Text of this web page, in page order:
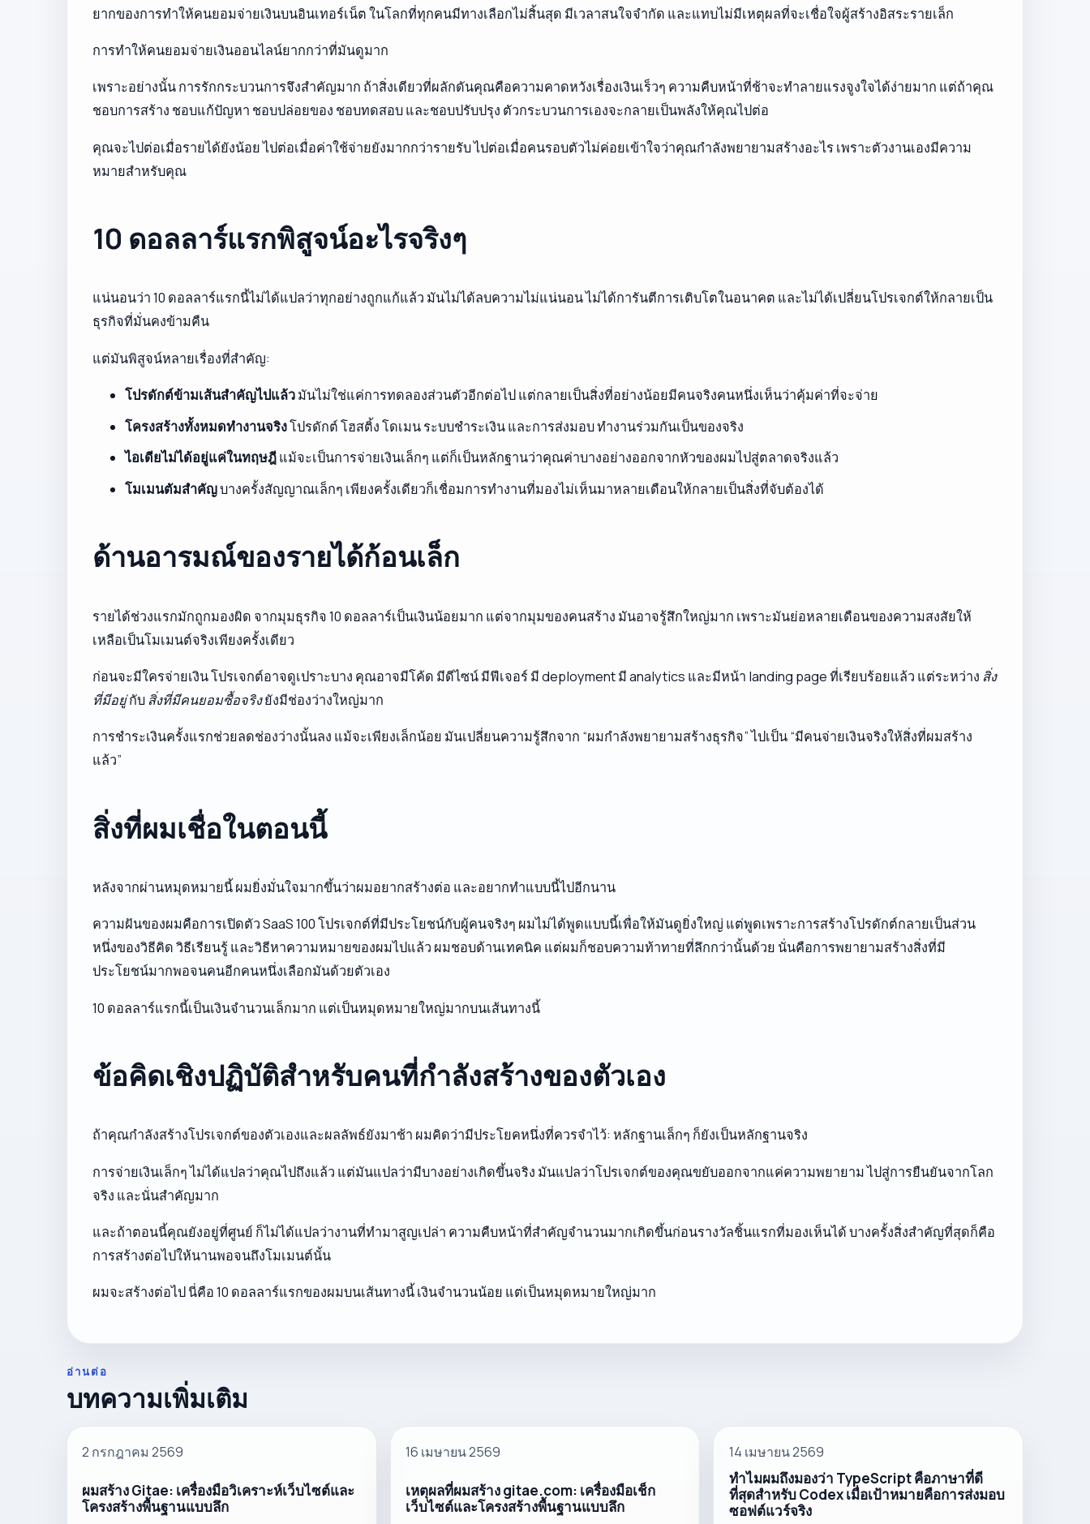
ยากของการทำให้คนยอมจ่ายเงินบนอินเทอร์เน็ต ในโลกที่ทุกคนมีทางเลือกไม่สิ้นสุด มีเวลาสนใจจำกัด และแทบไม่มีเหตุผลที่จะเชื่อใจผู้สร้างอิสระรายเล็ก
การทำให้คนยอมจ่ายเงินออนไลน์ยากกว่าที่มันดูมาก
เพราะอย่างนั้น การรักกระบวนการจึงสำคัญมาก ถ้าสิ่งเดียวที่ผลักดันคุณคือความคาดหวังเรื่องเงินเร็วๆ ความคืบหน้าที่ช้าจะทำลายแรงจูงใจได้ง่ายมาก แต่ถ้าคุณ
ชอบการสร้าง ชอบแก้ปัญหา ชอบปล่อยของ ชอบทดสอบ และชอบปรับปรุง ตัวกระบวนการเองจะกลายเป็นพลังให้คุณไปต่อ
คุณจะไปต่อเมื่อรายได้ยังน้อย ไปต่อเมื่อค่าใช้จ่ายยังมากกว่ารายรับ ไปต่อเมื่อคนรอบตัวไม่ค่อยเข้าใจว่าคุณกำลังพยายามสร้างอะไร เพราะตัวงานเองมีความ
หมายสำหรับคุณ
10 ดอลลาร์แรกพิสูจน์อะไรจริงๆ
แน่นอนว่า 10 ดอลลาร์แรกนี้ไม่ได้แปลว่าทุกอย่างถูกแก้แล้ว มันไม่ได้ลบความไม่แน่นอน ไม่ได้การันตีการเติบโตในอนาคต และไม่ได้เปลี่ยนโปรเจกต์ให้กลายเป็น
ธุรกิจที่มั่นคงข้ามคืน
แต่มันพิสูจน์หลายเรื่องที่สำคัญ:
โปรดักต์ข้ามเส้นสำคัญไปแล้วมันไม่ใช่แค่การทดลองส่วนตัวอีกต่อไป แต่กลายเป็นสิ่งที่อย่างน้อยมีคนจริงคนหนึ่งเห็นว่าคุ้มค่าที่จะจ่าย
โครงสร้างทั้งหมดทำงานจริงโปรดักต์ โฮสติ้ง โดเมน ระบบชำระเงิน และการส่งมอบ ทำงานร่วมกันเป็นของจริง
ไอเดียไม่ได้อยู่แค่ในทฤษฎีแม้จะเป็นการจ่ายเงินเล็กๆ แต่ก็เป็นหลักฐานว่าคุณค่าบางอย่างออกจากหัวของผมไปสู่ตลาดจริงแล้ว
โมเมนตัมสำคัญบางครั้งสัญญาณเล็กๆ เพียงครั้งเดียวก็เชื่อมการทำงานที่มองไม่เห็นมาหลายเดือนให้กลายเป็นสิ่งที่จับต้องได้
ด้านอารมณ์ของรายได้ก้อนเล็ก
รายได้ช่วงแรกมักถูกมองผิด จากมุมธุรกิจ 10 ดอลลาร์เป็นเงินน้อยมาก แต่จากมุมของคนสร้าง มันอาจรู้สึกใหญ่มาก เพราะมันย่อหลายเดือนของความสงสัยให้
เหลือเป็นโมเมนต์จริงเพียงครั้งเดียว
ก่อนจะมีใครจ่ายเงิน โปรเจกต์อาจดูเปราะบาง คุณอาจมีโค้ด มีดีไซน์ มีฟีเจอร์ มี deployment มี analytics และมีหน้า landing page ที่เรียบร้อยแล้ว แต่ระหว่าง สิ่ง
ที่มีอยู่กับ สิ่งที่มีคนยอมซื้อจริงยังมีช่องว่างใหญ่มาก
การชำระเงินครั้งแรกช่วยลดช่องว่างนั้นลง แม้จะเพียงเล็กน้อย มันเปลี่ยนความรู้สึกจาก “ผมกำลังพยายามสร้างธุรกิจ” ไปเป็น “มีคนจ่ายเงินจริงให้สิ่งที่ผมสร้าง
แล้ว”
สิ่งที่ผมเชื่อในตอนนี้
หลังจากผ่านหมุดหมายนี้ ผมยิ่งมั่นใจมากขึ้นว่าผมอยากสร้างต่อ และอยากทำแบบนี้ไปอีกนาน
ความฝันของผมคือการเปิดตัว SaaS 100 โปรเจกต์ที่มีประโยชน์กับผู้คนจริงๆ ผมไม่ได้พูดแบบนี้เพื่อให้มันดูยิ่งใหญ่ แต่พูดเพราะการสร้างโปรดักต์กลายเป็นส่วน
หนึ่งของวิธีคิด วิธีเรียนรู้ และวิธีหาความหมายของผมไปแล้ว ผมชอบด้านเทคนิค แต่ผมก็ชอบความท้าทายที่ลึกกว่านั้นด้วย นั่นคือการพยายามสร้างสิ่งที่มี
ประโยชน์มากพอจนคนอีกคนหนึ่งเลือกมันด้วยตัวเอง
10 ดอลลาร์แรกนี้เป็นเงินจำนวนเล็กมาก แต่เป็นหมุดหมายใหญ่มากบนเส้นทางนี้
ข้อคิดเชิงปฏิบัติสำหรับคนที่กำลังสร้างของตัวเอง
ถ้าคุณกำลังสร้างโปรเจกต์ของตัวเองและผลลัพธ์ยังมาช้า ผมคิดว่ามีประโยคหนึ่งที่ควรจำไว้: หลักฐานเล็กๆ ก็ยังเป็นหลักฐานจริง
การจ่ายเงินเล็กๆ ไม่ได้แปลว่าคุณไปถึงแล้ว แต่มันแปลว่ามีบางอย่างเกิดขึ้นจริง มันแปลว่าโปรเจกต์ของคุณขยับออกจากแค่ความพยายาม ไปสู่การยืนยันจากโลก
จริง และนั่นสำคัญมาก
และถ้าตอนนี้คุณยังอยู่ที่ศูนย์ ก็ไม่ได้แปลว่างานที่ทำมาสูญเปล่า ความคืบหน้าที่สำคัญจำนวนมากเกิดขึ้นก่อนรางวัลชิ้นแรกที่มองเห็นได้ บางครั้งสิ่งสำคัญที่สุดก็คือ
การสร้างต่อไปให้นานพอจนถึงโมเมนต์นั้น
ผมจะสร้างต่อไป นี่คือ 10 ดอลลาร์แรกของผมบนเส้นทางนี้ เงินจำนวนน้อย แต่เป็นหมุดหมายใหญ่มาก
อ่านต่อ
บทความเพิ่มเติม
2 กรกฎาคม 2569
ผมสร้าง Gitae: เครื่องมือวิเคราะห์เว็บไซต์และ
โครงสร้างพื้นฐานแบบลึก
16 เมษายน 2569
เหตุผลที่ผมสร้าง gitae.com: เครื่องมือเช็ก
เว็บไซต์และโครงสร้างพื้นฐานแบบลึก
14 เมษายน 2569
ทำไมผมถึงมองว่า TypeScript คือภาษาที่ดี
ที่สุดสำหรับ Codex เมื่อเป้าหมายคือการส่งมอบ
ซอฟต์แวร์จริง